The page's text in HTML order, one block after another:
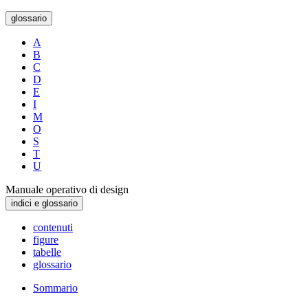
glossario
A
B
C
D
E
I
M
O
S
T
U
Manuale operativo di design
indici e glossario
contenuti
figure
tabelle
glossario
Sommario